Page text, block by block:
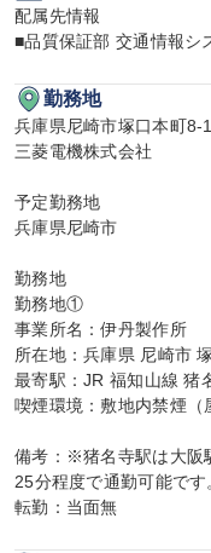
配属先情報
■品質保証部 交通情報シ
勤務地
兵庫県尼崎市塚口本町8-
三菱電機株式会社
予定勤務地
兵庫県尼崎市
勤務地
勤務地①
事業所名：伊丹製作所
所在地：兵庫県 尼崎市
最寄駅：JR 福知山線 猪
喫煙環境：敷地内禁煙（
備考：※猪名寺駅は大阪
25分程度で通勤可能です
転勤：当面無